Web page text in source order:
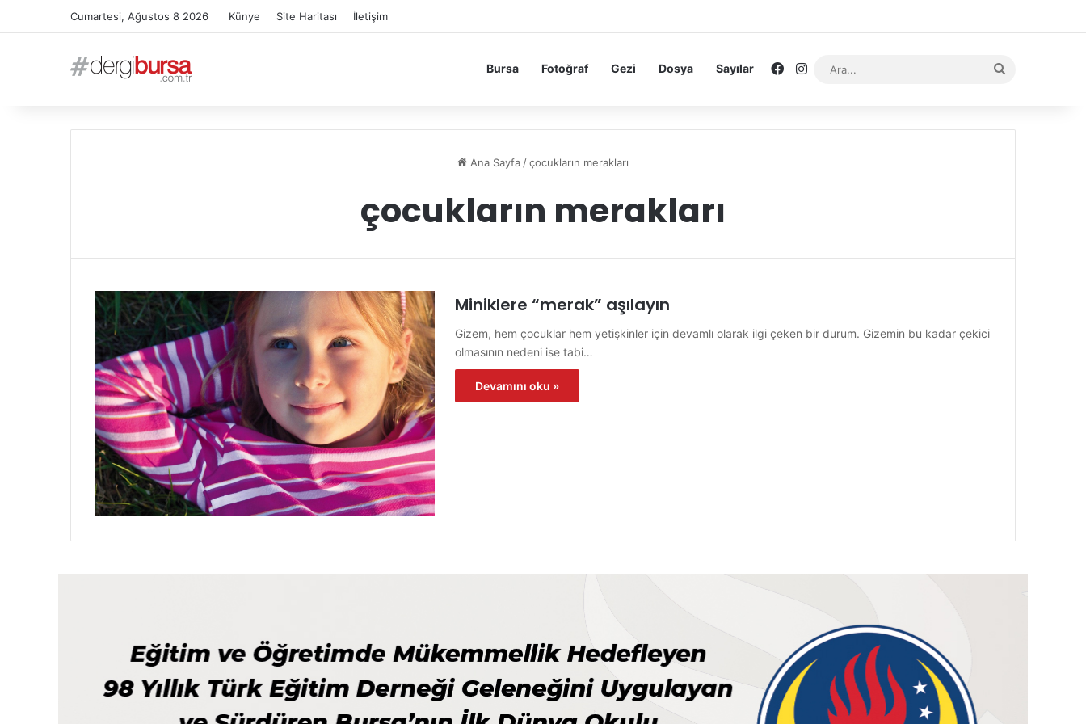
Cumartesi, Ağustos 8 2026 Künye Site Haritası İletişim
Bursa Fotoğraf Gezi Dosya Sayılar Facebook
Instagram
Ana Sayfa /çocukların merakları
çocukların merakları
Miniklere “merak” aşılayın
Gizem, hem çocuklar hem yetişkinler için devamlı olarak ilgi çeken bir durum. Gizemin bu kadar çekici
olmasının nedeni ise tabi…
Devamını oku »